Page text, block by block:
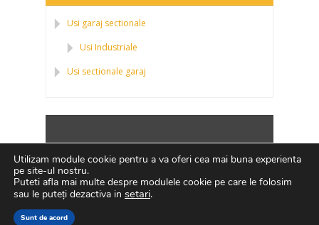
Usi garaj sectionale
Usi Industriale
Usi sectionale garaj
Politica de confidentialitate|Politica fisierelor
cookies|
Utilizam module cookie pentru a va oferi cea mai buna experienta
pe site-ul nostru.
Puteti afla mai multe despre modulele cookie pe care le folosim
sau le puteți dezactiva in setari.
Sunt de acord